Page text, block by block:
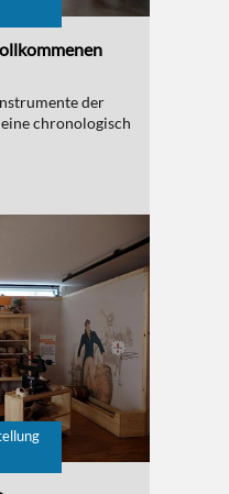
der
chronologisch